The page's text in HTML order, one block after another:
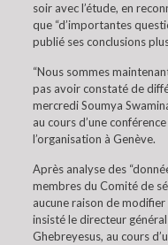
soir avec l’étude, en
que “d’importantes
publié ses conclusions
“Nous sommes
pas avoir constaté de
mercredi Soumya
au cours d’une
l’organisation à Genève.
Après analyse des
membres du Comité de
aucune raison de
insisté le directeur
Ghebreyesus, au cours